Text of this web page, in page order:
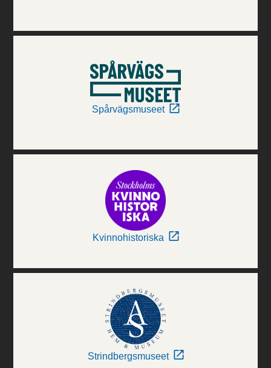
Spårvägsmuseet
Kvinnohistoriska
Strindbergsmuseet